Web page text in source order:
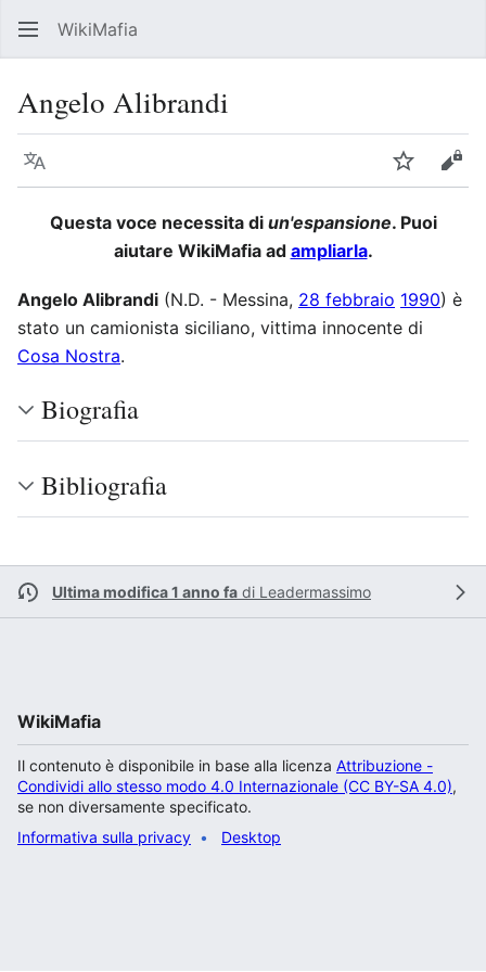
WikiMafia
Angelo Alibrandi
Lingua Segui
Questa voce necessita di un'espansione. Puoi
aiutare WikiMafia ad ampliarla.
Angelo Alibrandi (N.D. - Messina, 28 febbraio 1990) è
stato un camionista siciliano, vittima innocente di
Cosa Nostra.
Biografia
Bibliografia
Ultima modifica 1 anno fa di Leadermassimo
WikiMafia
Il contenuto è disponibile in base alla licenza Attribuzione -
Condividi allo stesso modo 4.0 Internazionale (CC BY-SA 4.0),
se non diversamente specificato.
Informativa sulla privacy
Desktop